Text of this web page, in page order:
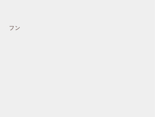
フン